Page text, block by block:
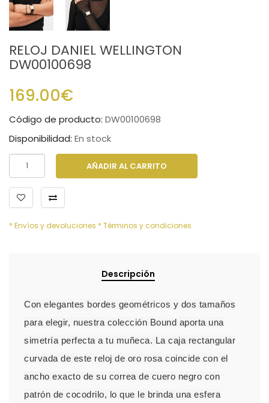
RELOJ DANIEL WELLINGTON
DW00100698
169.00€
Código de producto: DW00100698
Disponibilidad: En stock
AÑADIR AL CARRITO
* Envíos y devoluciones * Términos y condiciones
Descripción
Con elegantes bordes geométricos y dos tamaños
para elegir, nuestra colección Bound aporta una
simetría perfecta a tu muñeca. La caja rectangular
curvada de este reloj de oro rosa coincide con el
ancho exacto de su correa de cuero negro con
patrón de cocodrilo, lo que le brinda una esfera